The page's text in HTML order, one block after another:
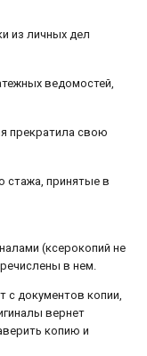
из личных дел
ведомостей,
прекратила свою
стажа, принятые в
(ксерокопий не
в нем.
с документов копии,
вернет
копию и